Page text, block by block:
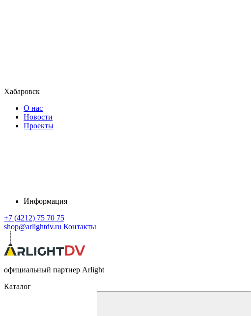
Хабаровск
О нас
Новости
Проекты
Информация
+7 (4212) 75 70 75
shop@arlightdv.ru Контакты
официальный партнер Arlight
Каталог